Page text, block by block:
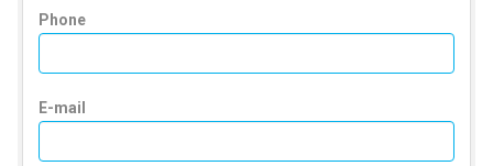
Phone
E-mail